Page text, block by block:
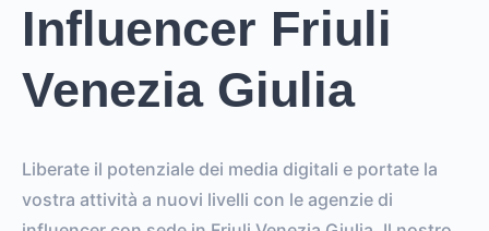
Influencer Friuli
Venezia Giulia
Liberate il potenziale dei media digitali e portate la
vostra attività a nuovi livelli con le agenzie di